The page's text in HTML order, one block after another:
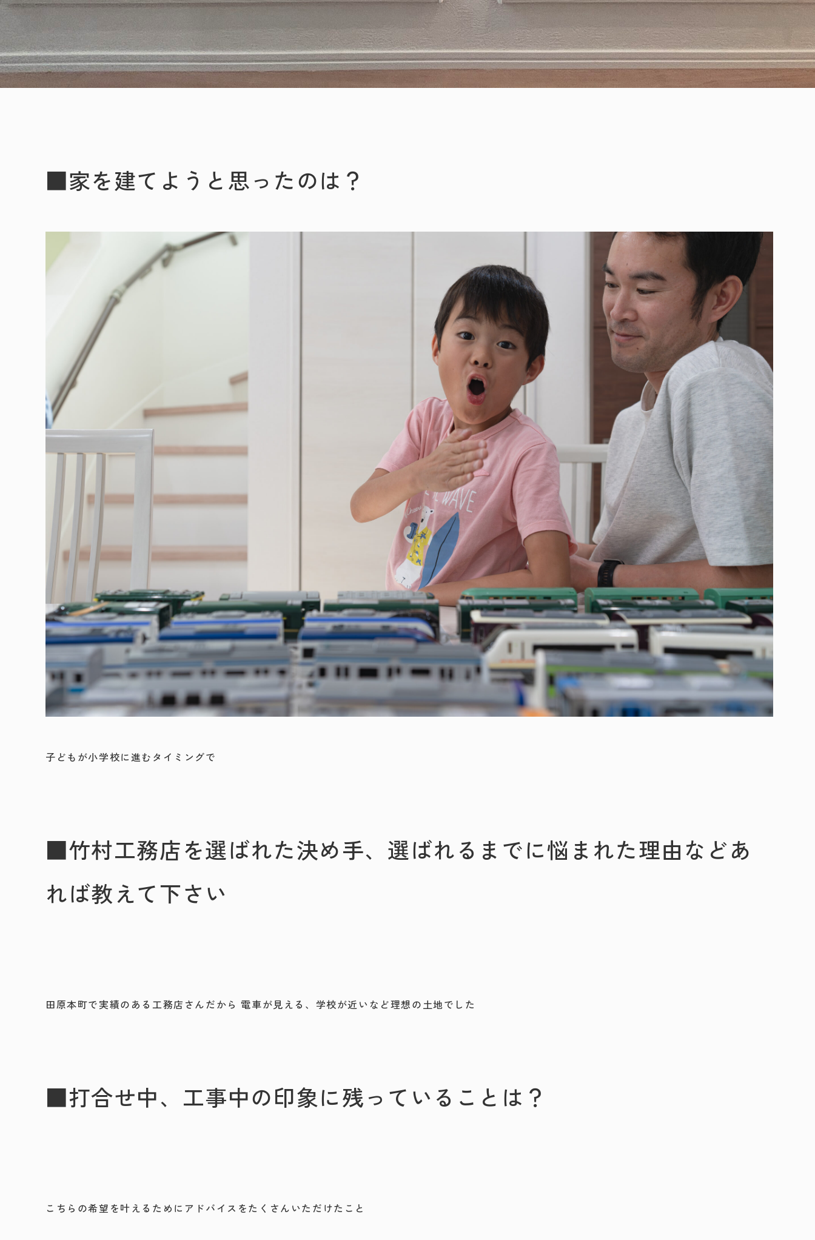
■家を建てようと思ったのは？
子どもが小学校に進むタイミングで
■竹村工務店を選ばれた決め手、選ばれるまでに悩まれた理由などあ
れば教えて下さい
田原本町で実績のある工務店さんだから 電車が見える、学校が近いなど理想の土地でした
■打合せ中、工事中の印象に残っていることは？
こちらの希望を叶えるためにアドバイスをたくさんいただけたこと